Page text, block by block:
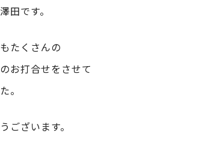
田です。
たくさんの
お打合せをさせて
。
ございます。